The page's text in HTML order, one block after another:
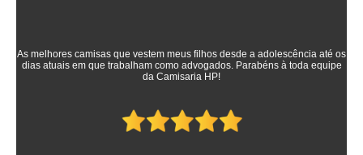
As melhores camisas que vestem meus filhos desde a adolescência até os
dias atuais em que trabalham como advogados. Parabéns à toda equipe
da Camisaria HP!